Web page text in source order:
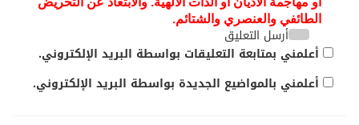
الطائفي والعنصري والشتائم.
أرسل التعليق
أعلمني بمتابعة التعليقات بواسطة البريد الإلكتروني.
أعلمني بالمواضيع الجديدة بواسطة البريد الإلكتروني.